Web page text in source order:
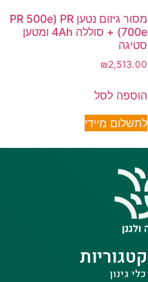
מסור גיזום נטען PR 500e) PR
700e) + סוללה 4Ah ומטען
סטיגה
₪2,513.00
הוספה לסל
לתשלום מיידי
קטגוריות
כלי גינון